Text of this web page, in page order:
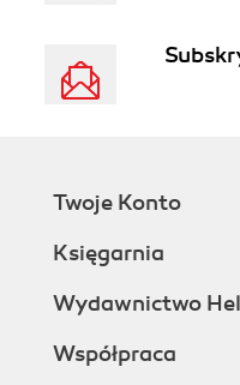
Twoje Konto
Księgarnia
Wydawnictwo
Współpraca